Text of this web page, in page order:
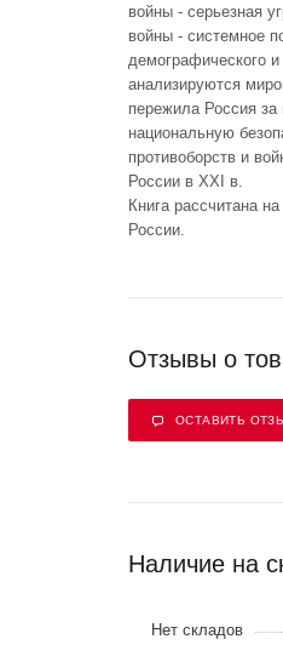
войны - серьезная
войны - системное
демографического
анализируются
пережила Россия
национальную
противоборств и
России в XXI в.
Книга рассчитана
России.
Отзывы о
ОСТАВИТЬ
Наличие на
Нет складов